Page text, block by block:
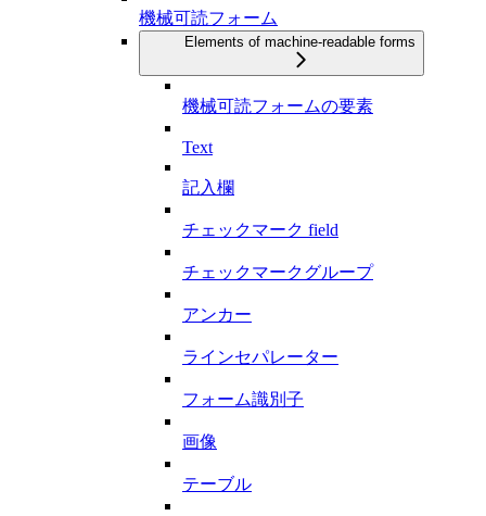
機械可読フォーム
Elements of machine-readable forms
機械可読フォームの要素
Text
記入欄
チェックマーク field
チェックマークグループ
アンカー
ラインセパレーター
フォーム識別子
画像
テーブル